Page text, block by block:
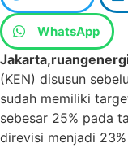
WhatsApp
(KEN) disusun
sudah memiliki
sebesar 25% pada
direvisi menjadi